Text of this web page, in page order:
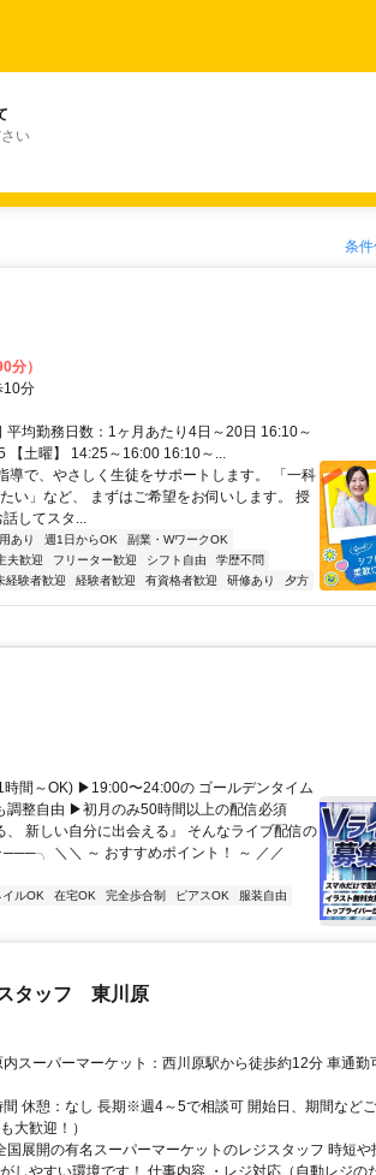
い
条
分）
10分
均勤務日数：1ヶ月あたり4日～20日 16:10～
【土曜】 14:25～16:00 16:10～...
導で、やさしく生徒をサポートします。 「一科
い」など、 まずはご希望をお伺いします。 授
してスタ...
あり 週1日からOK
副業・WワークOK
夫歓迎 フリーター歓迎 シフト自由
学歴不問
経験者歓迎 経験者歓迎 有資格者歓迎 研修あり 夕方
間～OK) ▶19:00〜24:00の ゴールデンタイム
整自由 ▶初月のみ50時間以上の配信必須
新しい自分に出会える』 そんなライブ配信の
＼＼ ～ おすすめポイント！ ～ ／／
イルOK 在宅OK 完全歩合制 ピアスOK
服装自由
タッフ 東川原
スーパーマーケット：西川原駅から徒歩約12分 車通勤
休憩：なし 長期※週4～5で相談可 開始日、期間など
大歓迎！）
国展開の有名スーパーマーケットのレジスタッフ 時短
しやすい環境です！ 仕事内容 ・レジ対応（自動レジの